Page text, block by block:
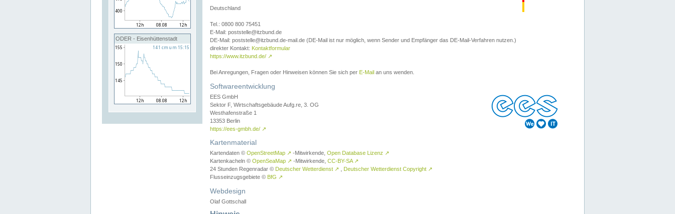
ODER - Eisenhüttenstadt
Deutschland
Tel.: 0800 800 75451
E-Mail: poststelle@itzbund.de
DE-Mail: poststelle@itzbund.de-mail.de (DE-Mail ist nur möglich, wenn Sender und Empfänger das DE-Mail-Verfahren nutzen.)
direkter Kontakt: Kontaktformular
https://www.itzbund.de/ ↗
Bei Anregungen, Fragen oder Hinweisen können Sie sich per E-Mail an uns wenden.
Softwareentwicklung
EES GmbH
Sektor F, Wirtschaftsgebäude Aufg.re, 3. OG
Westhafenstraße 1
13353 Berlin
https://ees-gmbh.de/ ↗
Kartenmaterial
Kartendaten © OpenStreetMap ↗ -Mitwirkende, Open Database Lizenz ↗
Kartenkacheln © OpenSeaMap ↗ -Mitwirkende, CC-BY-SA ↗
24 Stunden Regenradar © Deutscher Wetterdienst ↗ Deutscher Wetterdienst Copyright ↗
Flusseinzugsgebiete © BfG ↗
Webdesign
Olaf Gottschall